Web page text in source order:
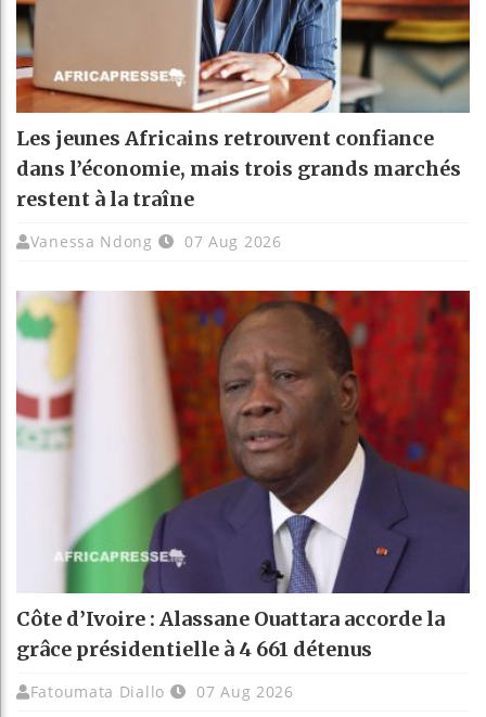
Les jeunes Africains retrouvent confiance
dans l’économie, mais trois grands marchés
restent à la traîne
Vanessa Ndong 07 Aug 2026
Côte d’Ivoire : Alassane Ouattara accorde la
grâce présidentielle à 4 661 détenus
Fatoumata Diallo 07 Aug 2026